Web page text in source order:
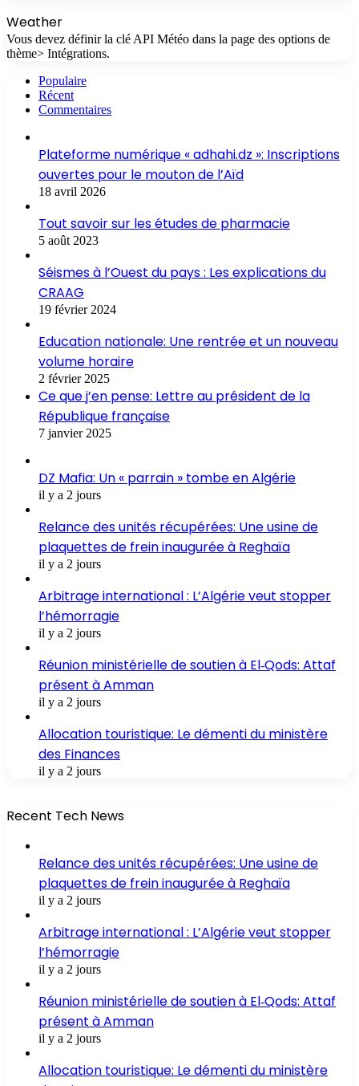
Weather
Vous devez définir la clé API Météo dans la page des options de
thème> Intégrations.
Populaire
Récent
Commentaires
Plateforme numérique « adhahi.dz »: Inscriptions
ouvertes pour le mouton de l’Aïd
18 avril 2026
Tout savoir sur les études de pharmacie
5 août 2023
Séismes à l’Ouest du pays : Les explications du
CRAAG
19 février 2024
Education nationale: Une rentrée et un nouveau
volume horaire
2 février 2025
Ce que j’en pense: Lettre au président de la
République française
7 janvier 2025
DZ Mafia: Un « parrain » tombe en Algérie
il y a 2 jours
Relance des unités récupérées: Une usine de
plaquettes de frein inaugurée à Reghaïa
il y a 2 jours
Arbitrage international : L’Algérie veut stopper
l’hémorragie
il y a 2 jours
Réunion ministérielle de soutien à El‑Qods: Attaf
présent à Amman
il y a 2 jours
Allocation touristique: Le démenti du ministère
des Finances
il y a 2 jours
Recent Tech News
Relance des unités récupérées: Une usine de
plaquettes de frein inaugurée à Reghaïa
il y a 2 jours
Arbitrage international : L’Algérie veut stopper
l’hémorragie
il y a 2 jours
Réunion ministérielle de soutien à El‑Qods: Attaf
présent à Amman
il y a 2 jours
Allocation touristique: Le démenti du ministère